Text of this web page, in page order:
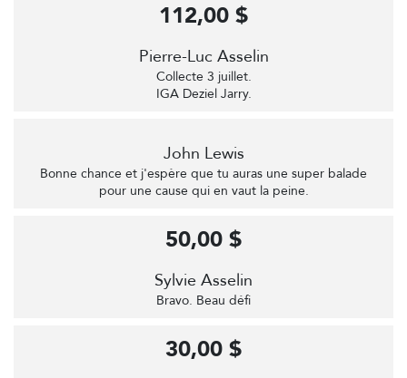
Pierre-Luc Asselin
Collecte 3 juillet.
IGA Deziel Jarry.
112,00 $
John Lewis
Bonne chance et j'espère que tu auras une super balade
pour une cause qui en vaut la peine.
Sylvie Asselin
Bravo. Beau défi
50,00 $
30,00 $